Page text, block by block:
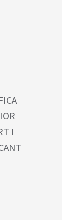
I